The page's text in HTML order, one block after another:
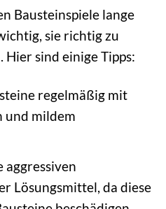
Bausteinspiele lange
sie richtig zu
Hier sind einige Tipps:
regelmäßig mit
und mildem
aggressiven
Lösungsmittel, da diese